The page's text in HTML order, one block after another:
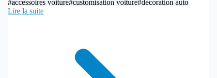
#accessoires voiture#customisation voiture#décoration auto
Lire la suite